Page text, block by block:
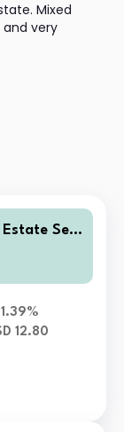
Mixed
very
Sec
12.80